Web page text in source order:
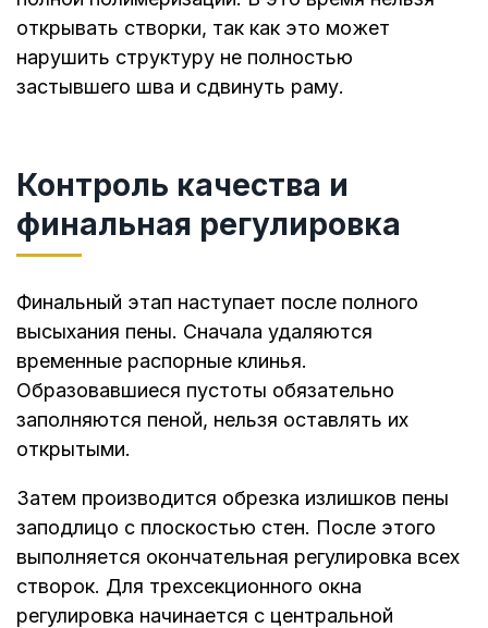
открывать створки, так как это может
нарушить структуру не полностью
застывшего шва и сдвинуть раму.
Контроль качества и
финальная регулировка
Финальный этап наступает после полного
высыхания пены. Сначала удаляются
временные распорные клинья.
Образовавшиеся пустоты обязательно
заполняются пеной, нельзя оставлять их
открытыми.
Затем производится обрезка излишков пены
заподлицо с плоскостью стен. После этого
выполняется окончательная регулировка всех
створок. Для трехсекционного окна
регулировка начинается с центральной